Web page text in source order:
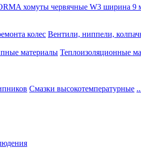
хомуты червячные W3 ширина 9
колес Вентили, ниппели,
материалы Теплоизоляционные
Смазки высокотемпературные